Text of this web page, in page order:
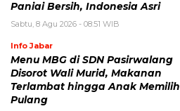
Paniai Bersih, Indonesia Asri
Sabtu, 8 Agu 2026 - 08:51 WIB
Info Jabar
Menu MBG di SDN Pasirwalang
Disorot Wali Murid, Makanan
Terlambat hingga Anak Memilih
Pulang